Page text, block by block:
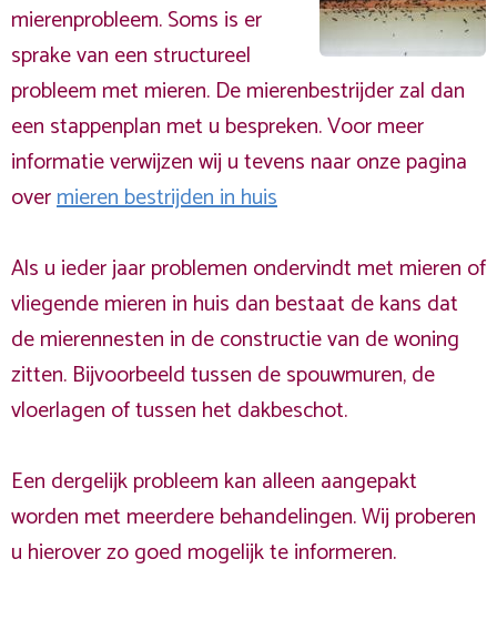
mierenprobleem. Soms is er
sprake van een structureel
probleem met mieren. De mierenbestrijder zal dan
een stappenplan met u bespreken. Voor meer
informatie verwijzen wij u tevens naar onze pagina
overmieren bestrijden in huis
Als u ieder jaar problemen ondervindt met mieren of
vliegende mieren in huis dan bestaat de kans dat
de mierennesten in de constructie van de woning
zitten. Bijvoorbeeld tussen de spouwmuren, de
vloerlagen of tussen het dakbeschot.
Een dergelijk probleem kan alleen aangepakt
worden met meerdere behandelingen. Wij proberen
u hierover zo goed mogelijk te informeren.